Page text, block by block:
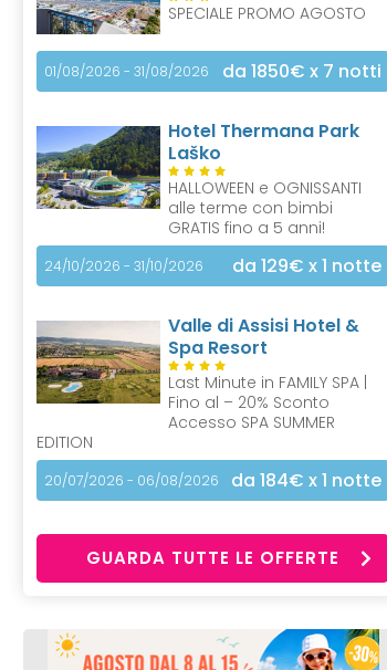
SPECIALE PROMO AGOSTO
01/08/2026 - 31/08/2026 da 1850€ x 7 notti
Hotel Thermana Park
Laško
HALLOWEEN e OGNISSANTI
alle terme con bimbi
GRATIS fino a 5 anni!
24/10/2026 - 31/10/2026 da 129€ x 1 notte
Valle di Assisi Hotel &
Spa Resort
Last Minute in FAMILY SPA |
Fino al – 20% Sconto
Accesso SPA SUMMER
EDITION
20/07/2026 - 06/08/2026 da 184€ x 1 notte
GUARDA TUTTE LE OFFERTE